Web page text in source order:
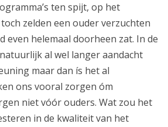
ten spijt, op het
zelden een ouder verzuchten
even helemaal doorheen zat. In de
al wel langer aandacht
maar dan ís het al
ons vooral zorgen óm
niet vóór ouders. Wat zou het
in de kwaliteit van het